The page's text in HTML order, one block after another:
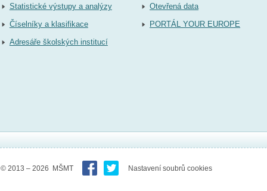
Statistické výstupy a analýzy
Číselníky a klasifikace
Adresáře školských institucí
Otevřená data
PORTÁL YOUR EUROPE
© 2013 – 2026 MŠMT Nastavení soubrů cookies